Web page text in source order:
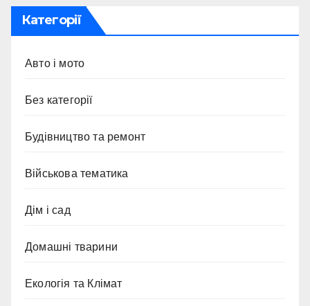
Категорії
Авто і мото
Без категорії
Будівництво та ремонт
Військова тематика
Дім і сад
Домашні тварини
Екологія та Клімат